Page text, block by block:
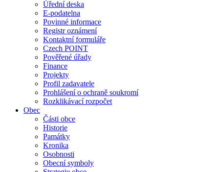
Úřední deska
E-podatelna
Povinné informace
Registr oznámení
Kontaktní formuláře
Czech POINT
Pověřené úřady
Finance
Projekty
Profil zadavatele
Prohlášení o ochraně soukromí
Rozklikávací rozpočet
Obec
Části obce
Historie
Památky
Kronika
Osobnosti
Obecní symboly